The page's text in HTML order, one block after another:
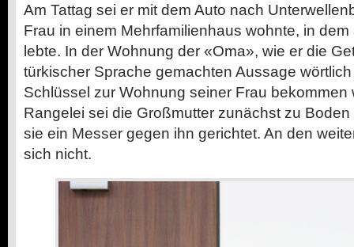
Am Tattag sei er mit dem Auto nach
Frau in einem Mehrfamilienhaus wohnte, in
lebte. In der Wohnung der «Oma», wie er die
türkischer Sprache gemachten Aussage
Schlüssel zur Wohnung seiner Frau bekommen
Rangelei sei die Großmutter zunächst zu
sie ein Messer gegen ihn gerichtet. An den
sich nicht.